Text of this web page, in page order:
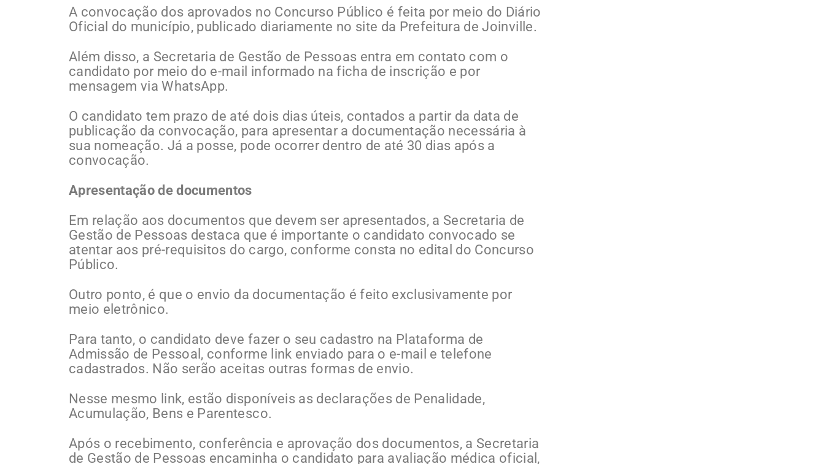
A convocação dos aprovados no Concurso Público é feita por meio do Diário
Oficial do município, publicado diariamente no site da Prefeitura de Joinville.
Além disso, a Secretaria de Gestão de Pessoas entra em contato com o
candidato por meio do e-mail informado na ficha de inscrição e por
mensagem via WhatsApp.
O candidato tem prazo de até dois dias úteis, contados a partir da data de
publicação da convocação, para apresentar a documentação necessária à
sua nomeação. Já a posse, pode ocorrer dentro de até 30 dias após a
convocação.
Apresentação de documentos
Em relação aos documentos que devem ser apresentados, a Secretaria de
Gestão de Pessoas destaca que é importante o candidato convocado se
atentar aos pré-requisitos do cargo, conforme consta no edital do Concurso
Público.
Outro ponto, é que o envio da documentação é feito exclusivamente por
meio eletrônico.
Para tanto, o candidato deve fazer o seu cadastro na Plataforma de
Admissão de Pessoal, conforme link enviado para o e-mail e telefone
cadastrados. Não serão aceitas outras formas de envio.
Nesse mesmo link, estão disponíveis as declarações de Penalidade,
Acumulação, Bens e Parentesco.
Após o recebimento, conferência e aprovação dos documentos, a Secretaria
de Gestão de Pessoas encaminha o candidato para avaliação médica oficial,